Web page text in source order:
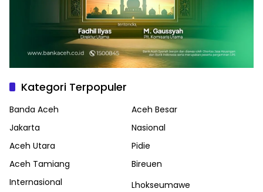
Kategori Terpopuler
Banda Aceh
Aceh Besar
Jakarta
Nasional
Aceh Utara
Pidie
Aceh Tamiang
Bireuen
Internasional
Lhokseumawe